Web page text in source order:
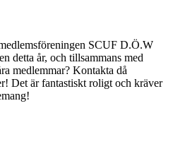
SCUF D.Ö.W
detta år, och tillsammans med
medlemmar? Kontakta då
Det är fantastiskt roligt och kräver